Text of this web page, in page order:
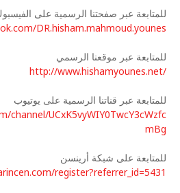
للمتابعة عبر صفحتنا الرسمية على
DR.hisham.mahmoud.younes
للمتابعة عبر موقعنا الرسمي
http://www.hishamyounes.net/
للمتابعة عبر قناتنا الرسمية على يوتيوب
channel/UCxK5vyWIY0TwcY3cWzfc
mBg
للمتابعة على شبكة أرينسن
register?referrer_id=5431